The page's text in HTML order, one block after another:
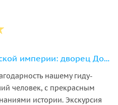
Последний блеск Османской империи: дворец Долмабахче
нашему гиду-
человек, с прекрасным
истории. Экскурсия